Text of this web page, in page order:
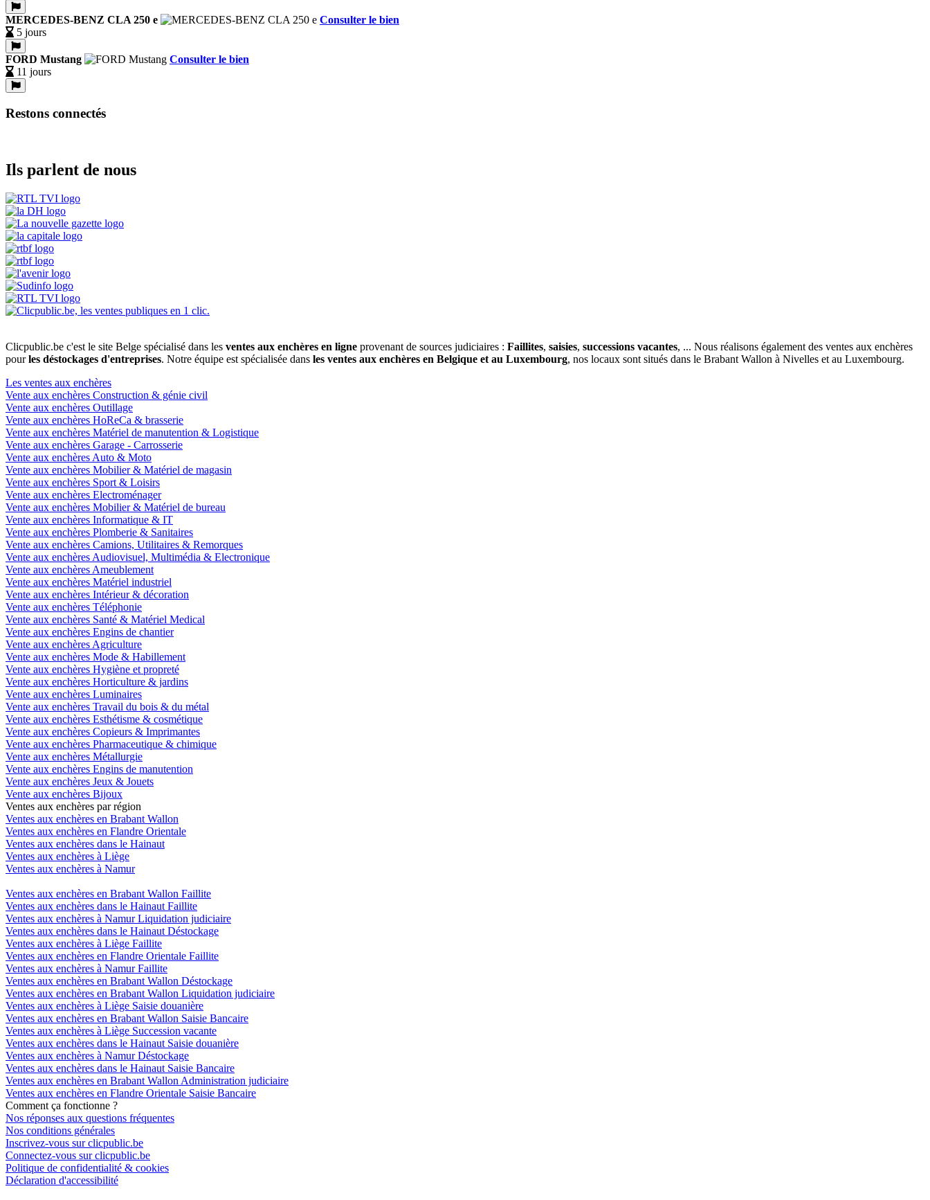
MERCEDES-BENZ CLA 250 e
Consulter le bien
5 jours
FORD Mustang
Consulter le bien
11 jours
Restons connectés
Ils parlent de nous
Clicpublic.be c'est le site Belge spécialisé dans les ventes aux enchères en ligne provenant de sources judiciaires : Faillites, saisies, successions vacantes, ... Nous réalisons également des ventes aux enchères
pourles déstockages d'entreprises. Notre équipe est spécialisée dans les ventes aux enchères en Belgique et au Luxembourg, nos locaux sont situés dans le Brabant Wallon à Nivelles et au Luxembourg.
Les ventes aux enchères
Vente aux enchères Construction & génie civil
Vente aux enchères Outillage
Vente aux enchères HoReCa & brasserie
Vente aux enchères Matériel de manutention & Logistique
Vente aux enchères Garage - Carrosserie
Vente aux enchères Auto & Moto
Vente aux enchères Mobilier & Matériel de magasin
Vente aux enchères Sport & Loisirs
Vente aux enchères Electroménager
Vente aux enchères Mobilier & Matériel de bureau
Vente aux enchères Informatique & IT
Vente aux enchères Plomberie & Sanitaires
Vente aux enchères Camions, Utilitaires & Remorques
Vente aux enchères Audiovisuel, Multimédia & Electronique
Vente aux enchères Ameublement
Vente aux enchères Matériel industriel
Vente aux enchères Intérieur & décoration
Vente aux enchères Téléphonie
Vente aux enchères Santé & Matériel Medical
Vente aux enchères Engins de chantier
Vente aux enchères Agriculture
Vente aux enchères Mode & Habillement
Vente aux enchères Hygiène et propreté
Vente aux enchères Horticulture & jardins
Vente aux enchères Luminaires
Vente aux enchères Travail du bois & du métal
Vente aux enchères Esthétisme & cosmétique
Vente aux enchères Copieurs & Imprimantes
Vente aux enchères Pharmaceutique & chimique
Vente aux enchères Métallurgie
Vente aux enchères Engins de manutention
Vente aux enchères Jeux & Jouets
Vente aux enchères Bijoux
Ventes aux enchères par région
Ventes aux enchères en Brabant Wallon
Ventes aux enchères en Flandre Orientale
Ventes aux enchères dans le Hainaut
Ventes aux enchères à Liège
Ventes aux enchères à Namur
Ventes aux enchères en Brabant Wallon Faillite
Ventes aux enchères dans le Hainaut Faillite
Ventes aux enchères à Namur Liquidation judiciaire
Ventes aux enchères dans le Hainaut Déstockage
Ventes aux enchères à Liège Faillite
Ventes aux enchères en Flandre Orientale Faillite
Ventes aux enchères à Namur Faillite
Ventes aux enchères en Brabant Wallon Déstockage
Ventes aux enchères en Brabant Wallon Liquidation judiciaire
Ventes aux enchères à Liège Saisie douanière
Ventes aux enchères en Brabant Wallon Saisie Bancaire
Ventes aux enchères à Liège Succession vacante
Ventes aux enchères dans le Hainaut Saisie douanière
Ventes aux enchères à Namur Déstockage
Ventes aux enchères dans le Hainaut Saisie Bancaire
Ventes aux enchères en Brabant Wallon Administration judiciaire
Ventes aux enchères en Flandre Orientale Saisie Bancaire
Comment ça fonctionne ?
Nos réponses aux questions fréquentes
Nos conditions générales
Inscrivez-vous sur clicpublic.be
Connectez-vous sur clicpublic.be
Politique de confidentialité & cookies
Déclaration d'accessibilité